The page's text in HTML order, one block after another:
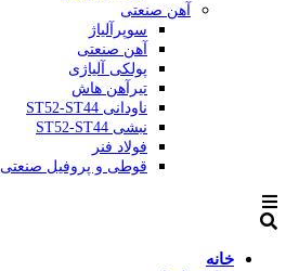
آهن صنعتی
سوپرآلیاژ
آهن صنعتی
پولکی آلیاژی
تیرآهن هاش
ناودانی ST52-ST44
نبشی ST52-ST44
فولاد فنر
قوطی و پروفیل صنعتی
خانه